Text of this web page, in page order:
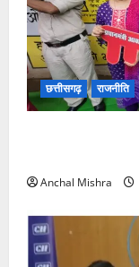
छत्तीसगढ़ राजनीति
Anchal Mishra